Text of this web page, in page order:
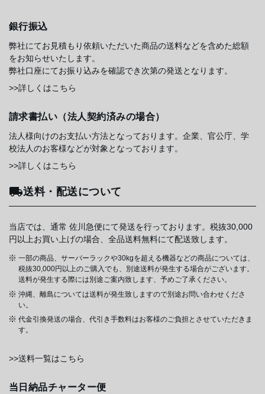
銀行振込
弊社にてお見積もり依頼いただいた商品の送料などを含めた総額
をお知らせいたします。
弊社口座にてお振り込みを確認でき次第の発送となります。
>>詳しくはこちら
請求書払い（法人契約済みの場合）
法人様向けのお支払い方法となっております。企業、官公庁、学
校法人のお客様などが対象となっております。
>>詳しくはこちら
送料・配送について
当店では、通常 佐川急便にて発送を行っております。税抜30,000
円以上お買い上げの場合、全品送料無料にて配送致します。
一部の商品、サーバーラックや30kgを超える機器などの商品については、
税抜30,000円以上のご購入でも、別途送料が発生する場合がございます。
送料が発生する際には別途ご案内致します、予めご了承ください。
沖縄、離島については送料が発生致しますので別途お問い合わせくださ
い。
代金引換発送の場合、代引き手数料はお客様のご負担とさせていただきま
す。
>>送料一覧はこちら
当日納品チャーター便